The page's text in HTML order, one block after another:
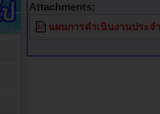
Attachments:
แผนการดำเนินงานประจ